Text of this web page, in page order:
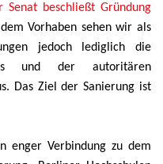
beschließt Gründung
Vorhaben sehen wir als
jedoch lediglich die
und der autoritären
Das Ziel der Sanierung ist
enger Verbindung zu dem